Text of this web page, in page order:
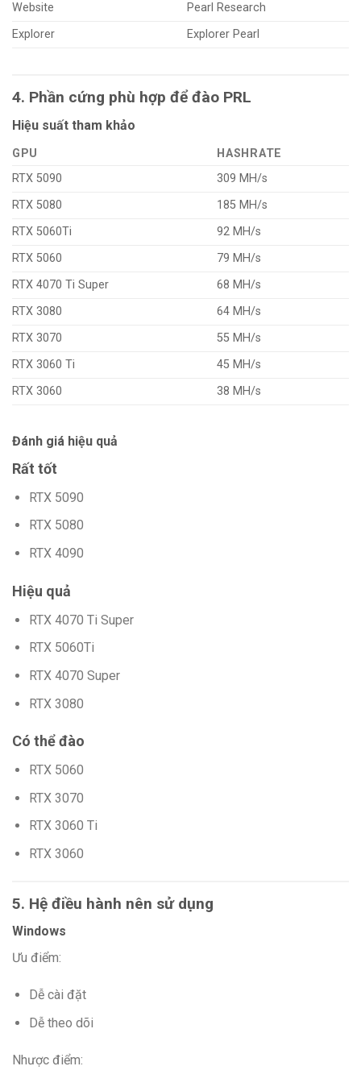
Website
Pearl Research
Explorer
Explorer Pearl
4. Phần cứng phù hợp để đào PRL
Hiệu suất tham khảo
GPU
HASHRATE
RTX 5090
309 MH/s
RTX 5080
185 MH/s
RTX 5060Ti
92 MH/s
RTX 5060
79 MH/s
RTX 4070 Ti Super
68 MH/s
RTX 3080
64 MH/s
RTX 3070
55 MH/s
RTX 3060 Ti
45 MH/s
RTX 3060
38 MH/s
Đánh giá hiệu quả
Rất tốt
RTX 5090
RTX 5080
RTX 4090
Hiệu quả
RTX 4070 Ti Super
RTX 5060Ti
RTX 4070 Super
RTX 3080
Có thể đào
RTX 5060
RTX 3070
RTX 3060 Ti
RTX 3060
5. Hệ điều hành nên sử dụng
Windows
Ưu điểm:
Dễ cài đặt
Dễ theo dõi
Nhược điểm: